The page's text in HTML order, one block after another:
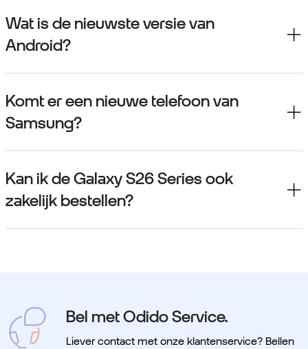
Wat is de nieuwste versie van
Android?
Komt er een nieuwe telefoon van
Samsung?
Kan ik de Galaxy S26 Series ook
zakelijk bestellen?
Bel met Odido Service.
Liever contact met onze klantenservice? Bellen